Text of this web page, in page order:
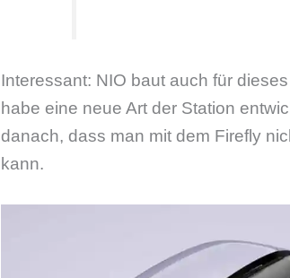
Interessant: NIO baut auch für
habe eine neue Art der Station
danach, dass man mit dem Firefly
kann.